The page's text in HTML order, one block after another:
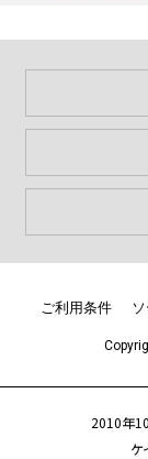
ご利用条件
2010年
ケ